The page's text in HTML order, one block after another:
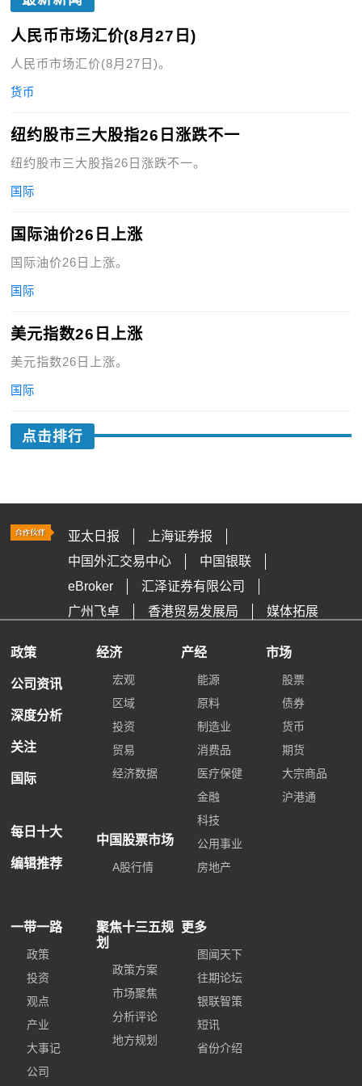
人民币市场汇价(8月27日)
人民币市场汇价(8月27日)。
货币
纽约股市三大股指26日涨跌不一
纽约股市三大股指26日涨跌不一。
国际
国际油价26日上涨
国际油价26日上涨。
国际
美元指数26日上涨
美元指数26日上涨。
国际
点击排行
亚太日报
上海证券报
中国外汇交易中心
中国银联
eBroker
汇泽证券有限公司
广州飞卓
香港贸易发展局 媒体拓展
政策
公司资讯
深度分析
关注
国际
每日十大
编辑推荐
经济
宏观
区域
投资
贸易
经济数据
中国股票市场
A股行情
产经
能源
原料
制造业
消费品
医疗保健
金融
科技
公用事业
房地产
市场
股票
债券
货币
期货
大宗商品
沪港通
一带一路
政策
投资
观点
产业
大事记
公司
聚焦十三五规
划
政策方案
市场聚焦
分析评论
地方规划
更多
图闻天下
往期论坛
银联智策
短讯
省份介绍